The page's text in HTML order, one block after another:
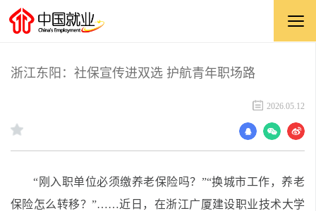
浙江东阳：社保宣传进双选 护航青年职场路
2026.05.12
“刚入职单位必须缴养老保险吗？”“换城市工作，养老
保险怎么转移？”……近日，在浙江广厦建设职业技术大学